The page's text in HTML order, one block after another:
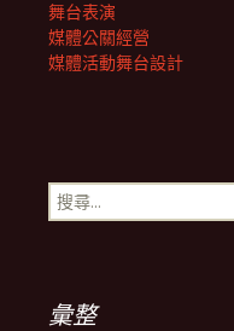
舞台表演
媒體公關經營
媒體活動舞台設計
搜
尋
彙整